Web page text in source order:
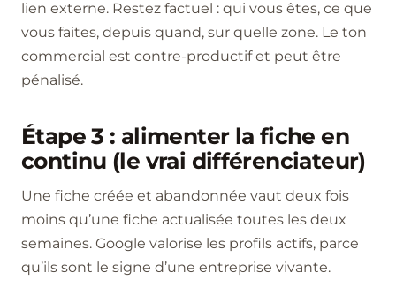
lien externe. Restez factuel : qui vous êtes, ce que
vous faites, depuis quand, sur quelle zone. Le ton
commercial est contre-productif et peut être
pénalisé.
Étape 3 : alimenter la fiche en
continu (le vrai différenciateur)
Une fiche créée et abandonnée vaut deux fois
moins qu’une fiche actualisée toutes les deux
semaines. Google valorise les profils actifs, parce
qu’ils sont le signe d’une entreprise vivante.